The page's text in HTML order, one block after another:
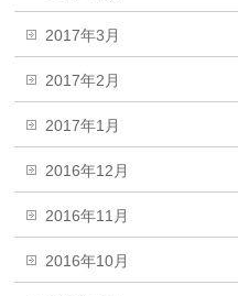
2017年3月
2017年2月
2017年1月
2016年12月
2016年11月
2016年10月